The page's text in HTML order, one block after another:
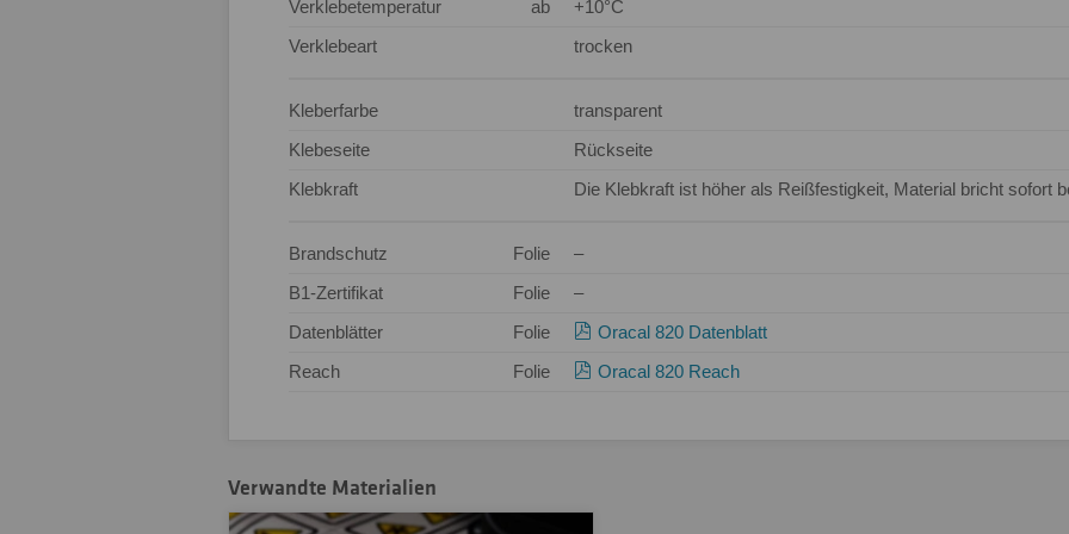
Verklebetemperatur
ab
+10°C
Verklebeart
trocken
Kleberfarbe
transparent
Klebeseite
Rückseite
Klebkraft
Die Klebkraft ist höher als Reißfestigkeit, Material bricht sofort
Brandschutz Folie
–
B1-Zertifikat
Folie
–
Datenblätter
Folie
Oracal 820 Datenblatt
Reach
Folie Oracal 820 Reach
Verwandte Materialien